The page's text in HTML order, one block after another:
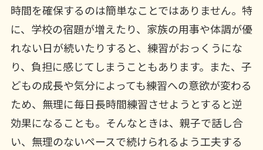
時間を確保するのは簡単なことではありません。特
に、学校の宿題が増えたり、家族の用事や体調が優
れない日が続いたりすると、練習がおっくうにな
り、負担に感じてしまうこともあります。また、子
どもの成長や気分によっても練習への意欲が変わる
ため、無理に毎日長時間練習させようとすると逆
効果になることも。そんなときは、親子で話し合
い、無理のないペースで続けられるよう工夫する